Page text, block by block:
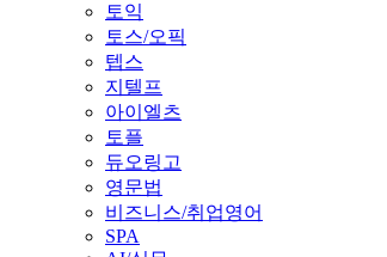
토익
토스/오픽
텝스
지텔프
아이엘츠
토플
듀오링고
영문법
비즈니스/취업영어
SPA